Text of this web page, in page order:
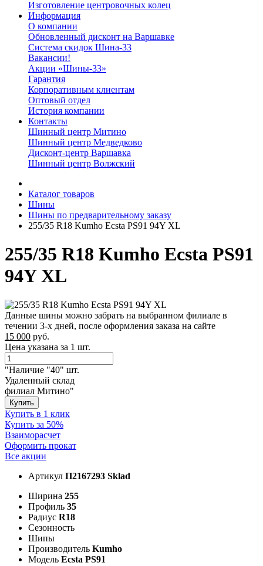
Изготовление центровочных колец
Информация
О компании
Обновленный дисконт на Варшавке
Система скидок Шина-33
Вакансии!
Акции «Шины-33»
Гарантия
Корпоративным клиентам
Оптовый отдел
История компании
Контакты
Шинный центр Митино
Шинный центр Медведково
Дисконт-центр Варшавка
Шинный центр Волжский
Каталог товаров
Шины
Шины по предварительному заказу
255/35 R18 Kumho Ecsta PS91 94Y XL
255/35 R18 Kumho Ecsta PS91
94Y XL
Данные шины можно забрать на выбранном филиале в
течении 3-х дней, после оформления заказа на сайте
15 000 руб.
Цена указана за 1 шт.
"Наличие "40" шт.
Удаленный склад
филиал Митино"
Купить
Купить в 1 клик
Купить за 50%
Взаиморасчет
Оформить прокат
Все акции
Артикул П2167293 Sklad
Ширина 255
Профиль 35
Радиус R18
Сезонность
Шипы
Производитель Kumho
Модель Ecsta PS91